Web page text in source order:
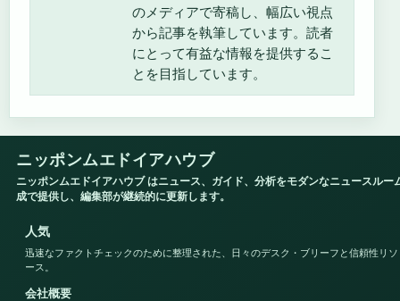
のメディアで寄稿し、幅広い視点
から記事を執筆しています。読者
にとって有益な情報を提供するこ
とを目指しています。
ニッポンムエドイアハウブ
ニッポンムエドイアハウブ はニュース、ガイド、分析をモダンなニュースルー
成で提供し、編集部が継続的に更新します。
人気
迅速なファクトチェックのために整理された、日々のデスク・ブリーフと信頼性リソ
ース。
会社概要